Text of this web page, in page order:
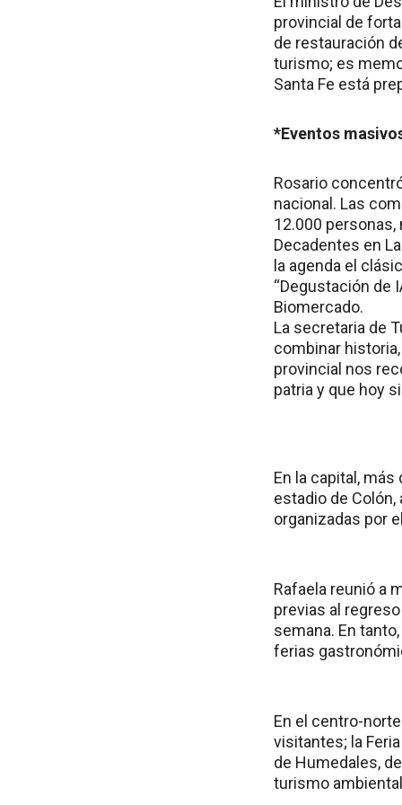
provincial de
de restauración
turismo; es
Santa Fe está
*Eventos
Rosario
nacional. Las
12.000
Decadentes en
la agenda el
“Degustación de
Biomercado.
La secretaria de
combinar
provincial nos
patria y que hoy
En la capital,
estadio de
organizadas por
Rafaela reunió a
previas al
semana. En
ferias
En el centro-
visitantes; la
de Humedales,
turismo